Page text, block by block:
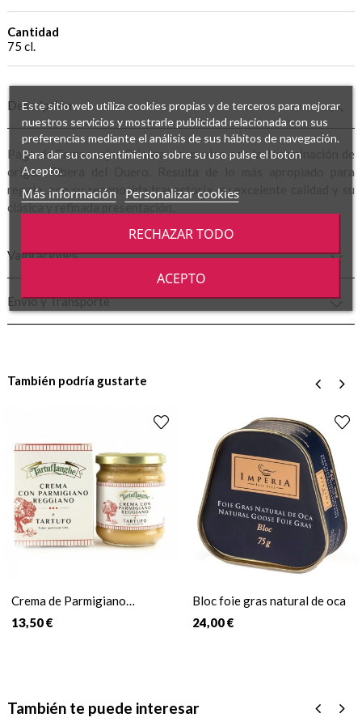
Cantidad
75 cl.
Descripción
Pago de Carraovejas Crianza es un vino con la denominación de
origen Ribera del Duero. Resulta de lo más apropiado para
regalo, con su reconocida trayectoria, su excelente calidad y su
clásica y refinada presentación,
Valoraciones
Envío y Transporte
También podría gustarte
Crema de Parmigiano
Reggiano con trufa
13,50 €
Bloc foie gras natural de oca
24,00 €
›
También te puede interesar
Este sitio web utiliza cookies propias y de terceros para mejorar
nuestros servicios y mostrarle publicidad relacionada con sus
preferencias mediante el análisis de sus hábitos de navegación.
Para dar su consentimiento sobre su uso pulse el botón
Acepto.
Más información Personalizar cookies
RECHAZAR TODO
ACEPTO